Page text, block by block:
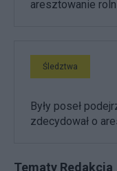
aresztowanie
Śledztwa
Były poseł
zdecydował o
Tematy Redakcja